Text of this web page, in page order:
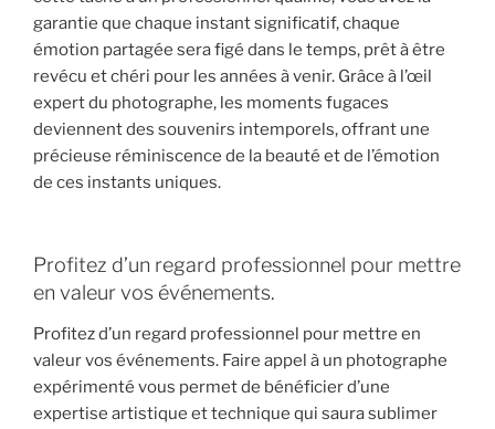
garantie que chaque instant significatif, chaque
émotion partagée sera figé dans le temps, prêt à être
revécu et chéri pour les années à venir. Grâce à l’œil
expert du photographe, les moments fugaces
deviennent des souvenirs intemporels, offrant une
précieuse réminiscence de la beauté et de l’émotion
de ces instants uniques.
Profitez d’un regard professionnel pour mettre
en valeur vos événements.
Profitez d’un regard professionnel pour mettre en
valeur vos événements. Faire appel à un photographe
expérimenté vous permet de bénéficier d’une
expertise artistique et technique qui saura sublimer